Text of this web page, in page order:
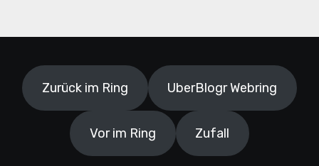
Zurück im Ring UberBlogr Webring
Vor im Ring Zufall